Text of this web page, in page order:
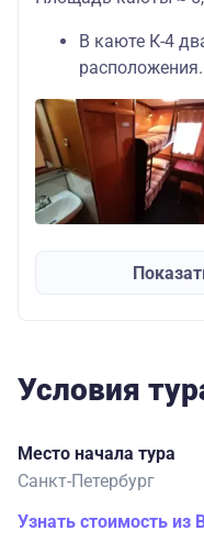
В каюте К-4
расположения.
Условия
Место начала тура
Санкт-Петербург
Узнать стоимость из